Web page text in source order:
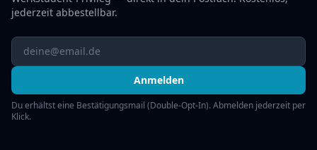
jederzeit abbestellbar.
Anmelden
Du erhältst eine Bestätigungsmail (Double-Opt-In). Abmelden jederzeit per
Klick.